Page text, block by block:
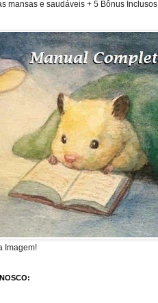
mansas e saudáveis + 5 Bônus Inclusos
Imagem!